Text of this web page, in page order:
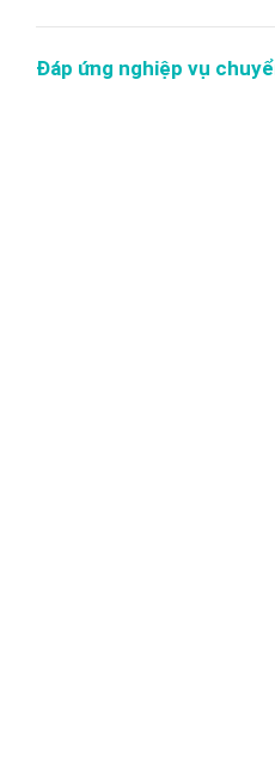
Đáp ứng nghiệp vụ